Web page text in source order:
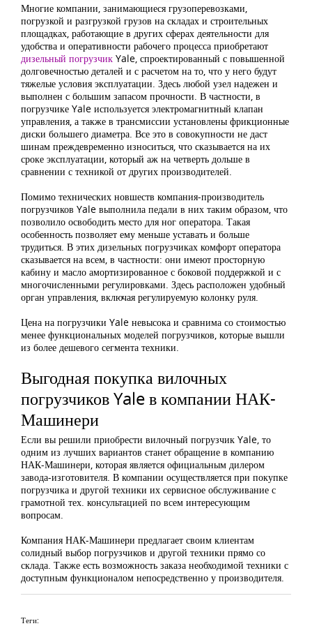
Многие компании, занимающиеся грузоперевозками,
погрузкой и разгрузкой грузов на складах и строительных
площадках, работающие в других сферах деятельности для
удобства и оперативности рабочего процесса приобретают
дизельный погрузчик Yale, спроектированный с повышенной
долговечностью деталей и с расчетом на то, что у него будут
тяжелые условия эксплуатации. Здесь любой узел надежен и
выполнен с большим запасом прочности. В частности, в
погрузчике Yale используется электромагнитный клапан
управления, а также в трансмиссии установлены фрикционные
диски большего диаметра. Все это в совокупности не даст
шинам преждевременно износиться, что сказывается на их
сроке эксплуатации, который аж на четверть дольше в
сравнении с техникой от других производителей.
Помимо технических новшеств компания-производитель
погрузчиков Yale выполнила педали в них таким образом, что
позволило освободить место для ног оператора. Такая
особенность позволяет ему меньше уставать и больше
трудиться. В этих дизельных погрузчиках комфорт оператора
сказывается на всем, в частности: они имеют просторную
кабину и масло амортизированное с боковой поддержкой и с
многочисленными регулировками. Здесь расположен удобный
орган управления, включая регулируемую колонку руля.
Цена на погрузчики Yale невысока и сравнима со стоимостью
менее функциональных моделей погрузчиков, которые вышли
из более дешевого сегмента техники.
Выгодная покупка вилочных
погрузчиков Yale в компании НАК-
Машинери
Если вы решили приобрести вилочный погрузчик Yale, то
одним из лучших вариантов станет обращение в компанию
НАК-Машинери, которая является официальным дилером
завода-изготовителя. В компании осуществляется при покупке
погрузчика и другой техники их сервисное обслуживание с
грамотной тех. консультацией по всем интересующим
вопросам.
Компания НАК-Машинери предлагает своим клиентам
солидный выбор погрузчиков и другой техники прямо со
склада. Также есть возможность заказа необходимой техники с
доступным функционалом непосредственно у производителя.
Теги: